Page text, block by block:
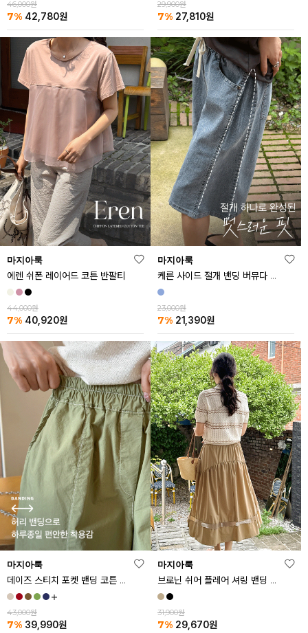
46,000원
7% 42,780원
29,900원
7% 27,810원
마지아룩
에렌 쉬폰 레이어드 코튼 반팔티
44,000원
7% 40,920원
마지아룩
케른 사이드 절개 밴딩 버뮤다 데님 반바지
23,000원
7% 21,390원
마지아룩
데이즈 스티치 포켓 밴딩 코튼 반바지
43,000원
7% 39,990원
마지아룩
브로닌 쉬어 플레어 셔링 밴딩 스커트
31,900원
7% 29,670원